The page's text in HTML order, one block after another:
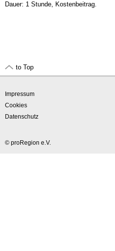
Dauer: 1 Stunde, Kostenbeitrag.
to Top
Impressum
Cookies
Datenschutz
© proRegion e.V.